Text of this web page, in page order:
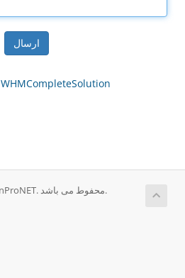
ارسال
WHMCompleteSolution
تمامی حقوق برای © 2026 BanProNET. محفوط می باشد.